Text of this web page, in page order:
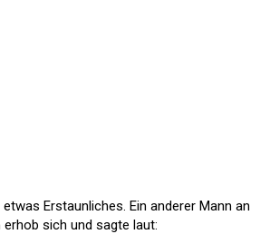
Erstaunliches. Ein anderer Mann an
sich und sagte laut: